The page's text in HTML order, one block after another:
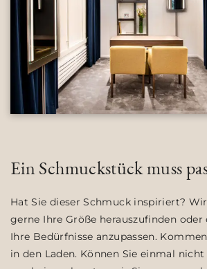
Ein Schmuckstück muss
Hat Sie dieser Schmuck inspiriert?
gerne Ihre Größe herauszufinden oder
Ihre Bedürfnisse anzupassen.
in den Laden. Können Sie einmal